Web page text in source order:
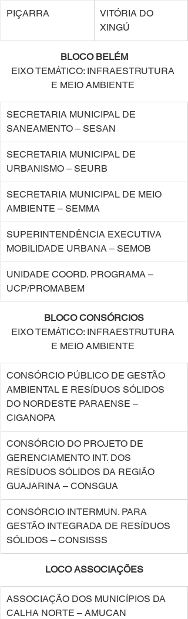
PIÇARRA
VITÓRIA DO
XINGÚ
BLOCO BELÉM
EIXO TEMÁTICO: INFRAESTRUTURA
E MEIO AMBIENTE
SECRETARIA MUNICIPAL DE
SANEAMENTO – SESAN
SECRETARIA MUNICIPAL DE
URBANISMO – SEURB
SECRETARIA MUNICIPAL DE MEIO
AMBIENTE – SEMMA
SUPERINTENDÊNCIA EXECUTIVA
MOBILIDADE URBANA – SEMOB
UNIDADE COORD. PROGRAMA –
UCP/PROMABEM
BLOCO CONSÓRCIOS
EIXO TEMÁTICO: INFRAESTRUTURA
E MEIO AMBIENTE
CONSÓRCIO PÚBLICO DE GESTÃO
AMBIENTAL E RESÍDUOS SÓLIDOS
DO NORDESTE PARAENSE –
CIGANOPA
CONSÓRCIO DO PROJETO DE
GERENCIAMENTO INT. DOS
RESÍDUOS SÓLIDOS DA REGIÃO
GUAJARINA – CONSGUA
CONSÓRCIO INTERMUN. PARA
GESTÃO INTEGRADA DE RESÍDUOS
SÓLIDOS – CONSISSS
LOCO ASSOCIAÇÕES
ASSOCIAÇÃO DOS MUNICÍPIOS DA
CALHA NORTE – AMUCAN